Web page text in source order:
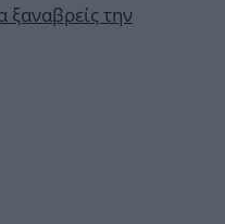
ξαναβρείς την